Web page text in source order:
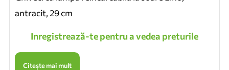
antracit, 29 cm
Inregistrează-te pentru a vedea preturile
Citește mai mult